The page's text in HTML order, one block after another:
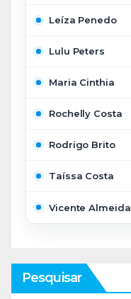
Leíza Penedo
Lulu Peters
Maria Cinthia
Rochelly Costa
Rodrigo Brito
Taíssa Costa
Vicente Almeida
Pesquisar